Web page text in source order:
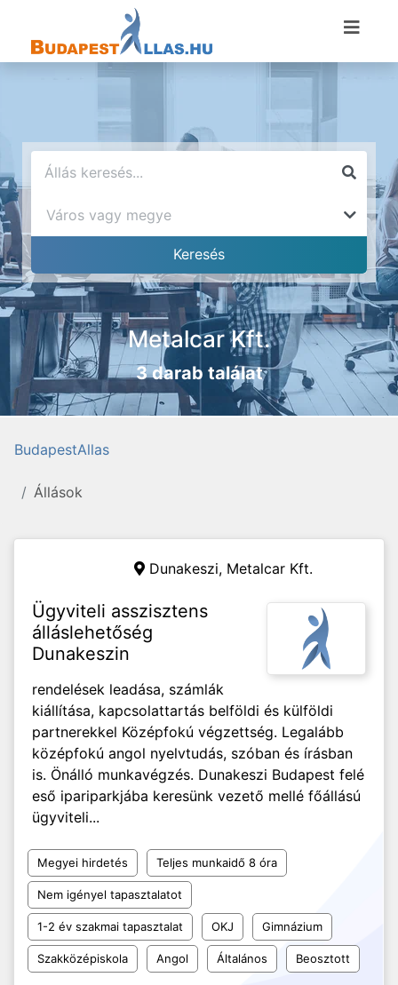
Metalcar Kft.
3 darab találat
BudapestAllas
Állások
Dunakeszi, Metalcar Kft.
Ügyviteli asszisztens
álláslehetőség
Dunakeszin
rendelések leadása, számlák
kiállítása, kapcsolattartás belföldi és külföldi
partnerekkel Középfokú végzettség. Legalább
középfokú angol nyelvtudás, szóban és írásban
is. Önálló munkavégzés. Dunakeszi Budapest felé
eső ipariparkjába keresünk vezető mellé főállású
ügyviteli...
Megyei hirdetés Teljes munkaidő 8 óra
Nem igényel tapasztalatot
1-2 év szakmai tapasztalat OKJ Gimnázium
Szakközépiskola Angol Általános Beosztott